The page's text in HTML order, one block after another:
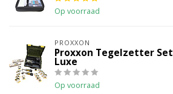
Op voorraad
PROXXON
Proxxon Tegelzetter Set
Luxe
Op voorraad